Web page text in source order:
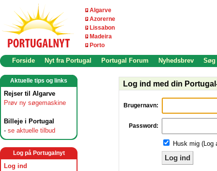
Algarve
Azorerne
Lissabon
Madeira
Porto
Forside Nyt fra Portugal Portugal Forum Nyhedsbrev Søg
Aktuelle tips og links
Rejser til Algarve
Prøv ny søgemaskine
Billeje i Portugal
- se aktuelle tilbud
Log på Portugalnyt
Log ind
Log ind med din
Brugernavn:
Password:
Husk mig (Log
Log ind